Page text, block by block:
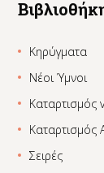
Κηρύγματα
Νέοι Ύμνοι
Καταρτισμός
Καταρτισμός
Σειρές